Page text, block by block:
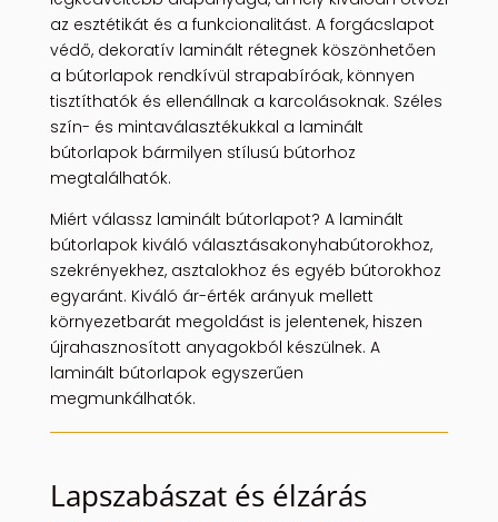
az esztétikát és a funkcionalitást. A forgácslapot
védő, dekoratív laminált rétegnek köszönhetően
a bútorlapok rendkívül strapabíróak, könnyen
tisztíthatók és ellenállnak a karcolásoknak. Széles
szín- és mintaválasztékukkal a laminált
bútorlapok bármilyen stílusú bútorhoz
megtalálhatók.
Miért válassz laminált bútorlapot? A laminált
bútorlapok kiváló választásakonyhabútorokhoz,
szekrényekhez, asztalokhoz és egyéb bútorokhoz
egyaránt. Kiváló ár-érték arányuk mellett
környezetbarát megoldást is jelentenek, hiszen
újrahasznosított anyagokból készülnek. A
laminált bútorlapok egyszerűen
megmunkálhatók.
Lapszabászat és élzárás